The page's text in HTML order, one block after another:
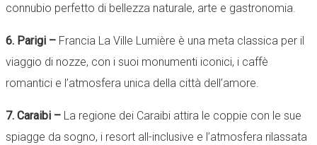
connubio perfetto di bellezza naturale, arte e gastronomia.
6. Parigi – Francia La Ville Lumière è una meta classica per il
viaggio di nozze, con i suoi monumenti iconici, i caffè
romantici e l’atmosfera unica della città dell’amore.
7. Caraibi – La regione dei Caraibi attira le coppie con le sue
spiagge da sogno, i resort all-inclusive e l’atmosfera rilassata